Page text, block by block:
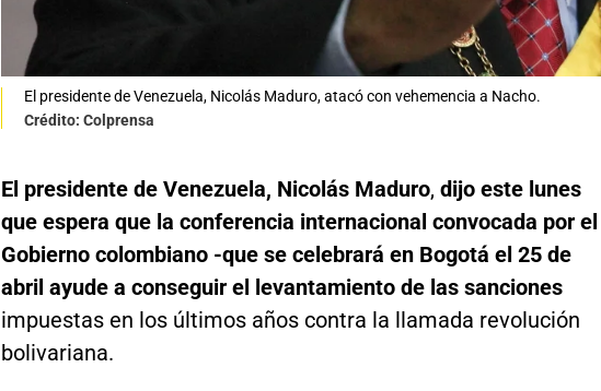
El presidente de Venezuela, Nicolás Maduro, atacó con vehemencia a Nacho.
Crédito: Colprensa
El presidente de Venezuela, Nicolás Maduro, dijo este lunes
que espera que la conferencia internacional convocada por el
Gobierno colombiano -que se celebrará en Bogotá el 25 de
abril ayude a conseguir el levantamiento de las sanciones
impuestas en los últimos años contra la llamada revolución
bolivariana.